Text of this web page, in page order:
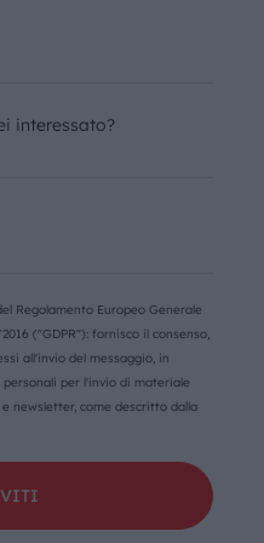
interessato?
Regolamento Europeo Generale
("GDPR"): fornisco il consenso,
all'invio del messaggio, in
per l'invio di materiale
newsletter, come descritto dalla